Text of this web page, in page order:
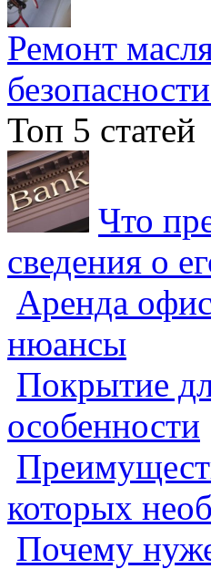
Ремонт
Топ 5 статей
Что
сведения о
Аренда
нюансы
Покрытие
особенности
которых
Почему